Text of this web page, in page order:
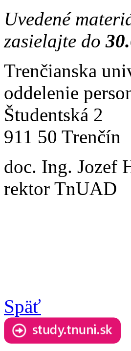
Uvedené
zasielajte do
Trenčianska
oddelenie
Študentská 2
911 50 Trenčín
doc. Ing. Jozef
rektor TnUAD
Späť